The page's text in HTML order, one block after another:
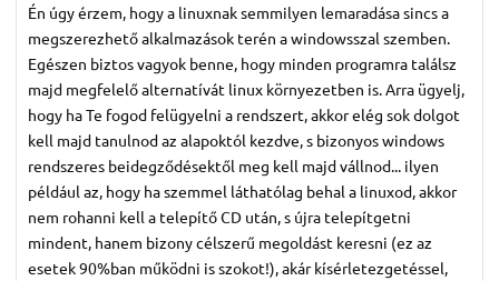
Én úgy érzem, hogy a linuxnak semmilyen lemaradása sincs a
megszerezhető alkalmazások terén a windowsszal szemben.
Egészen biztos vagyok benne, hogy minden programra találsz
majd megfelelő alternatívát linux környezetben is. Arra ügyelj,
hogy ha Te fogod felügyelni a rendszert, akkor elég sok dolgot
kell majd tanulnod az alapoktól kezdve, s bizonyos windows
rendszeres beidegződésektől meg kell majd vállnod... ilyen
például az, hogy ha szemmel láthatólag behal a linuxod, akkor
nem rohanni kell a telepítő CD után, s újra telepítgetni
mindent, hanem bizony célszerű megoldást keresni (ez az
esetek 90%ban működni is szokot!), akár kísérletezgetéssel,